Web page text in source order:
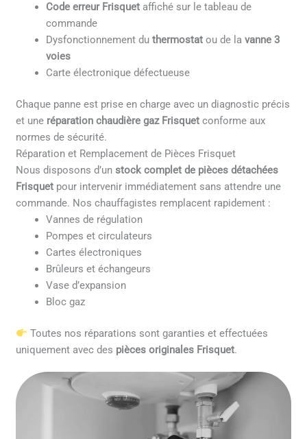
Code erreur Frisquet affiché sur le tableau de
commande
Dysfonctionnement duthermostat ou de lavanne 3
voies
Carte électronique défectueuse
Chaque panne est prise en charge avec un diagnostic précis
et une réparation chaudière gaz Frisquet conforme aux
normes de sécurité.
Réparation et Remplacement de Pièces Frisquet
Nous disposons d’unstock complet de pièces détachées
Frisquet pour intervenir immédiatement sans attendre une
commande. Nos chauffagistes remplacent rapidement :
Vannes de régulation
Pompes et circulateurs
Cartes électroniques
Brûleurs et échangeurs
Vase d’expansion
Bloc gaz
Toutes nos réparations sont garanties et effectuées
uniquement avec des pièces originales Frisquet.